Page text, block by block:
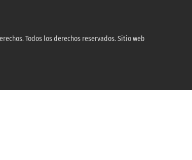
Todos los derechos reservados. Sitio web